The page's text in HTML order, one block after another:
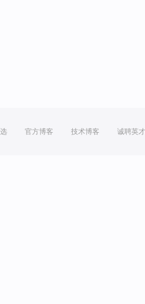
官方博客 技术博客 诚聘英才